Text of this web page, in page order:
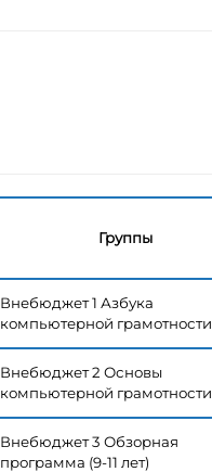
Группы
Внебюджет 1 Азбука
компьютерной грамотности
Внебюджет 2 Основы
компьютерной грамотности
Внебюджет 3 Обзорная
программа (9-11 лет)